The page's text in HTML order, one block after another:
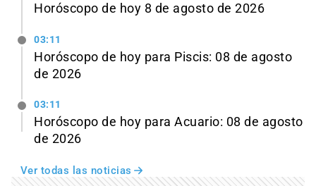
Horóscopo de hoy 8 de agosto de 2026
03:11
Horóscopo de hoy para Piscis: 08 de agosto
de 2026
03:11
Horóscopo de hoy para Acuario: 08 de agosto
de 2026
Ver todas las noticias